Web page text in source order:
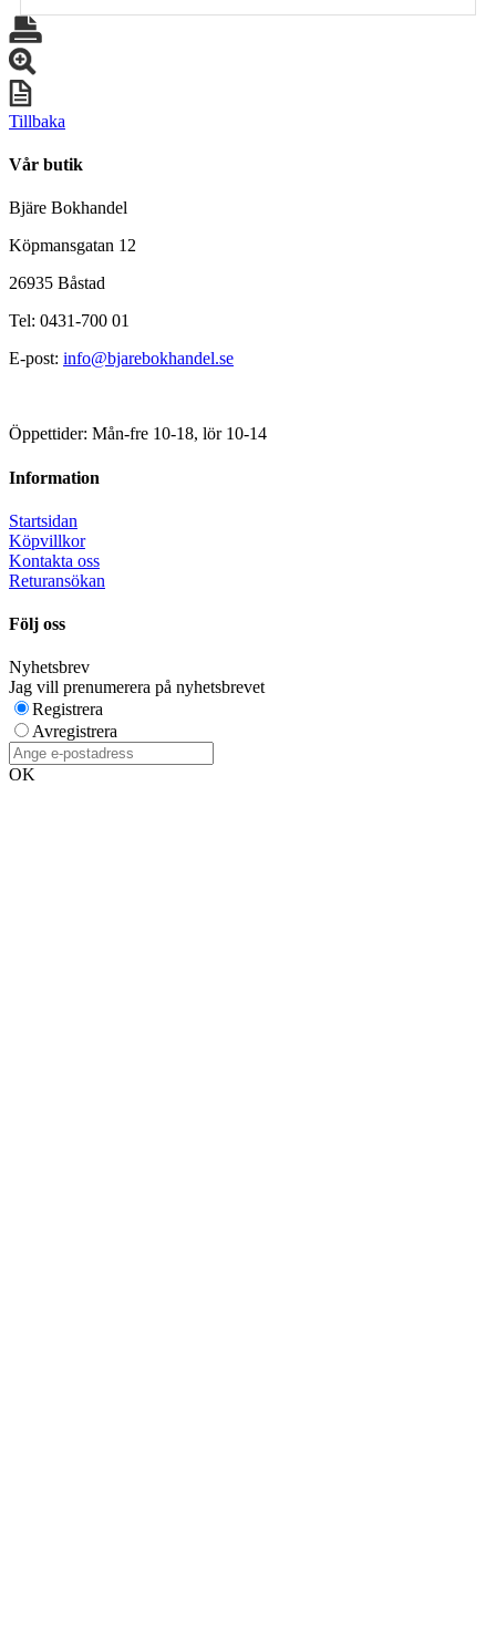
Tillbaka
Vår butik
Bjäre Bokhandel
Köpmansgatan 12
26935 Båstad
Tel: 0431-700 01
E-post: info@bjarebokhandel.se
Öppettider: Mån-fre 10-18, lör 10-14
Information
Startsidan
Köpvillkor
Kontakta oss
Returansökan
Följ oss
Nyhetsbrev
Jag vill prenumerera på nyhetsbrevet
Registrera
Avregistrera
OK